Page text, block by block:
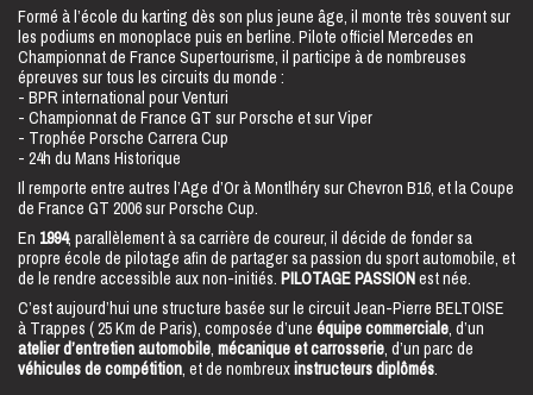
Formé à l’école du karting dès son plus jeune âge, il monte très souvent sur
les podiums en monoplace puis en berline. Pilote officiel Mercedes en
Championnat de France Supertourisme, il participe à de nombreuses
épreuves sur tous les circuits du monde :
- BPR international pour Venturi
- Championnat de France GT sur Porsche et sur Viper
- Trophée Porsche Carrera Cup
- 24h du Mans Historique
Il remporte entre autres l’Age d’Or à Montlhéry sur Chevron B16, et la Coupe
de France GT 2006 sur Porsche Cup.
En1994, parallèlement à sa carrière de coureur, il décide de fonder sa
propreécole de pilotageafin de partager sa passion du sport automobile, et
de le rendre accessible aux non-initiés.PILOTAGE PASSIONest née.
C’est aujourd’hui une structure basée sur lecircuit Jean-Pierre BELTOISE
à Trappes ( 25 Km de Paris), composée d’uneéquipe commerciale, d’un
atelier d’entretien automobile,mécanique et carrosserie, d’un parc de
véhicules de compétition, et de nombreuxinstructeurs diplômés.